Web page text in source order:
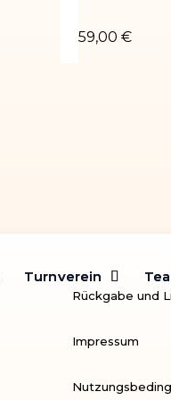
59,00 €
Turnverein
Turnverein
Rückgabe und
Impressum